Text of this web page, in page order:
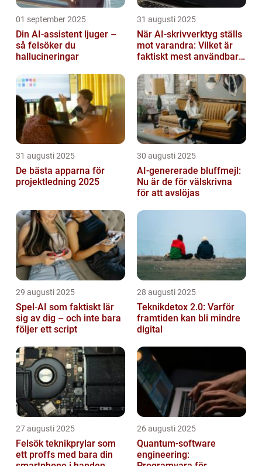
01 september 2025
Din AI-assistent ljuger –
så felsöker du
hallucineringar
31 augusti 2025
När AI-skrivverktyg ställs
mot varandra: Vilket är
faktiskt mest användbart
31 augusti 2025
De bästa apparna för
projektledning 2025
30 augusti 2025
AI-genererade bluffmejl:
Nu är de för välskrivna
för att avslöjas
29 augusti 2025
Spel-AI som faktiskt lär
sig av dig – och inte bara
följer ett script
28 augusti 2025
Teknikdetox 2.0: Varför
framtiden kan bli mindre
digital
27 augusti 2025
Felsök teknikprylar som
ett proffs med bara din
26 augusti 2025
Quantum‑software
engineering: